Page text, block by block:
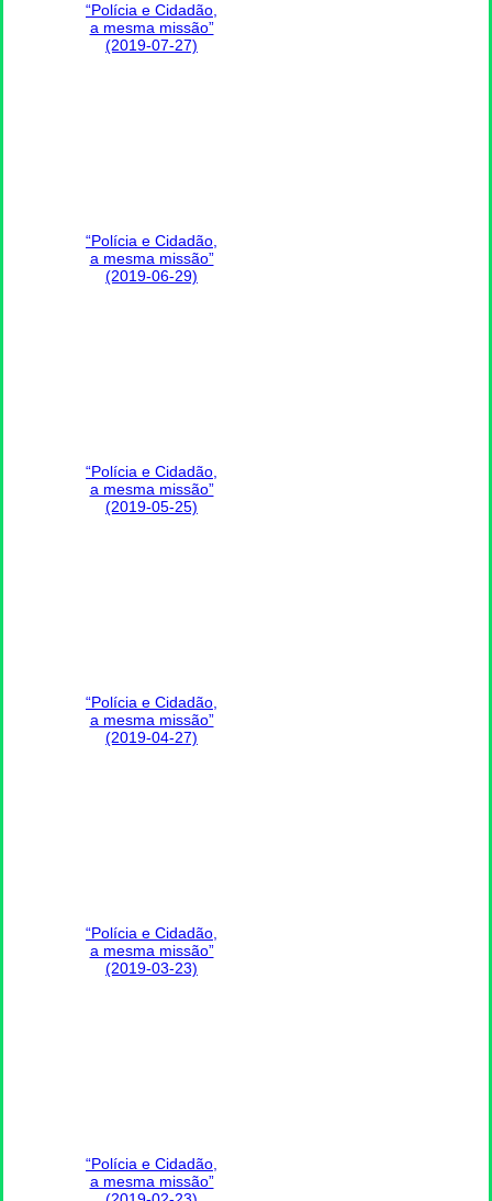
“Polícia e Cidadão,
a mesma missão”
(2019-07-27)
“Polícia e Cidadão,
a mesma missão”
(2019-06-29)
“Polícia e Cidadão,
a mesma missão”
(2019-05-25)
“Polícia e Cidadão,
a mesma missão”
(2019-04-27)
“Polícia e Cidadão,
a mesma missão”
(2019-03-23)
“Polícia e Cidadão,
a mesma missão”